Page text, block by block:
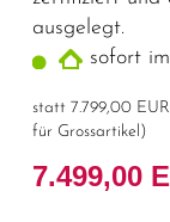
ausgelegt.
sofort
statt 7.799,00 EUR
für Grossartikel )
7.499,00